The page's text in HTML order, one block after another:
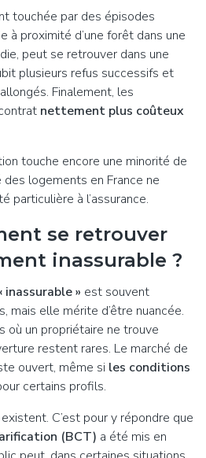
touchée par des épisodes
à proximité d’une forêt dans une
peut se retrouver dans une
plusieurs refus successifs et
Finalement, les
nettement plus coûteux
touche encore une minorité de
des logements en France ne
particulière à l’assurance.
se retrouver
inassurable ?
» est souvent
mais elle mérite d’être nuancée.
où un propriétaire ne trouve
restent rares. Le marché de
ouvert, même si les conditions
certains profils.
C’est pour y répondre que
(BCT) a été mis en